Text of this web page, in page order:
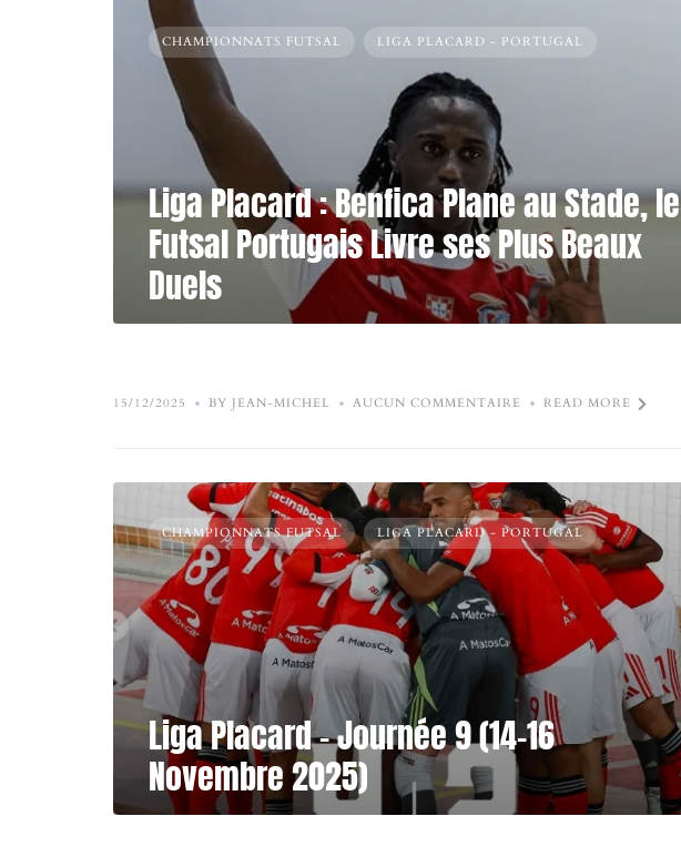
CHAMPIONNATS FUTSAL LIGA PLACARD - PORTUGAL
Liga Placard : Benfica Plane au Stade, le
Futsal Portugais Livre ses Plus Beaux
Duels
15/12/2025 BY JEAN-MICHEL AUCUN COMMENTAIRE READ MORE
CHAMPIONNATS FUTSAL LIGA PLACARD - PORTUGAL
Liga Placard – Journée 9 (14-16
Novembre 2025)